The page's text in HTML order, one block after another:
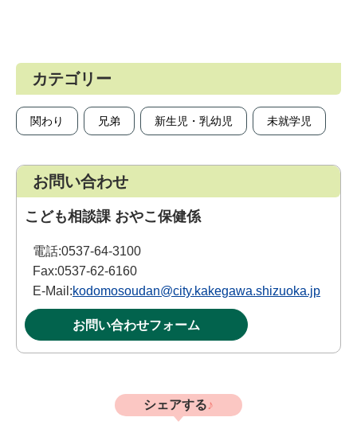
カテゴリー
関わり 兄弟 新生児・乳幼児 未就学児
お問い合わせ
こども相談課 おやこ保健係
電話:0537-64-3100
Fax:0537-62-6160
E-Mail:kodomosoudan@city.kakegawa.shizuoka.jp
お問い合わせフォーム
シェアする